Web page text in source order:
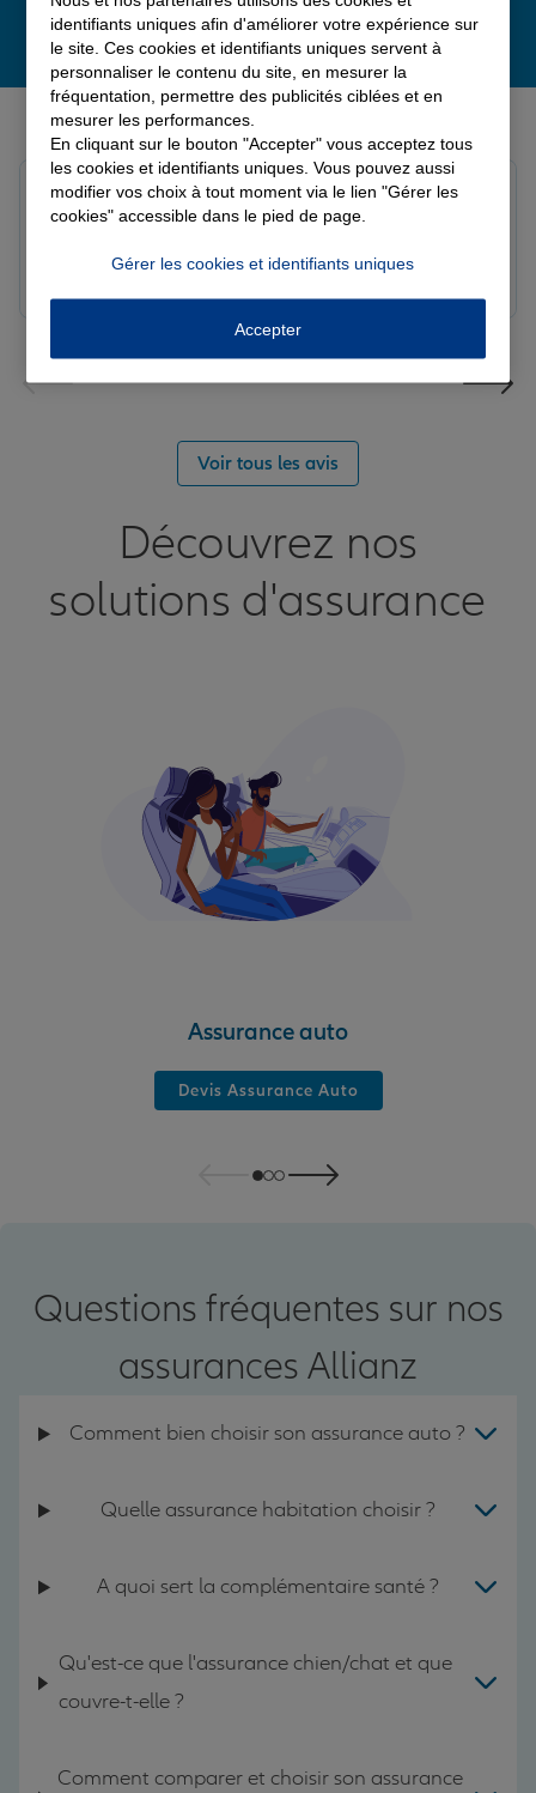
Derniers avis de nos agences Allianz
Note de 5 sur 5
louna p.
Voir tous les avis
Découvrez nos
solutions d'assurance
Assurance auto
Devis Assurance Auto
Questions fréquentes sur nos
assurances Allianz
Comment bien choisir son assurance auto ?
Quelle assurance habitation choisir ?
A quoi sert la complémentaire santé ?
Qu'est-ce que l'assurance chien/chat et que
couvre-t-elle ?
Comment comparer et choisir son assurance
identifiants uniques afin d'améliorer votre expérience sur
le site. Ces cookies et identifiants uniques servent à
personnaliser le contenu du site, en mesurer la
fréquentation, permettre des publicités ciblées et en
mesurer les performances.
En cliquant sur le bouton "Accepter" vous acceptez tous
les cookies et identifiants uniques. Vous pouvez aussi
modifier vos choix à tout moment via le lien "Gérer les
cookies" accessible dans le pied de page.
Gérer les cookies et identifiants uniques
Accepter